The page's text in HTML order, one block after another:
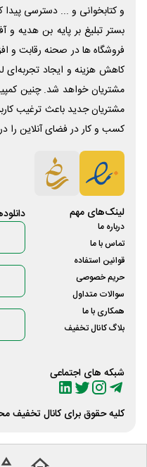
و کتابخوانی و ... دسترسی پیدا
بستر تبلیغ بر پایه بن هدیه و
فروشگاه ها در صحنه رقابت و
کاهش هزینه و ایجاد
مشتریان خواهد شد. چنین
مشتریان جدید باعث ترغیب
کسب و کار در فضای آنلاین را
لینک‌های مهم
درباره ما
تماس با ما
قوانین استفاده
حریم خصوصی
سوالات متداول
همکاری با ما
بلاگ کانال تخفیف
شبکه های اجتماعی
کلیه حقوق برای کانال تخفیف